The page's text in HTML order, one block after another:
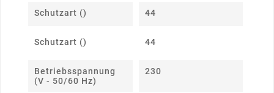
Schutzart () 44
Schutzart () 44
Betriebsspannung
(V - 50/60 Hz)
230